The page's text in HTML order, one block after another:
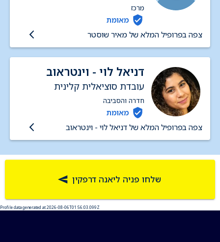
מרכז
מאומת
צפה בפרופיל המלא של מאיר שוסטר
דניאל לוי - וינטראוב
עובדת סוציאלית קלינית
חדרה והסביבה
מאומת
צפה בפרופיל המלא של דניאל לוי - וינטראוב
שלחו פניה ליאנה דרפקין
Profile data generated at 2026-08-06T01:56:03.099Z